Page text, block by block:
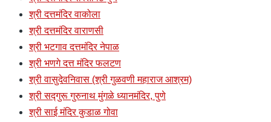
श्री दत्तमंदिर वाकोला
श्री दत्तमंदिर वाराणसी
श्री भटगाव दत्तमंदिर नेपाळ
श्री भणगे दत्त मंदिर फलटण
श्री वासुदेवनिवास (श्री गुळवणी महाराज आश्रम)
श्री सद्गुरू गुरुनाथ मुंगळे ध्यानमंदिर, पुणे
श्री साई मंदिर कुडाळ गोवा